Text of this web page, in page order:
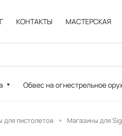
КОНТАКТЫ МАСТЕРСКАЯ
Обвес на огнестрельное
для пистолетов Магазины для